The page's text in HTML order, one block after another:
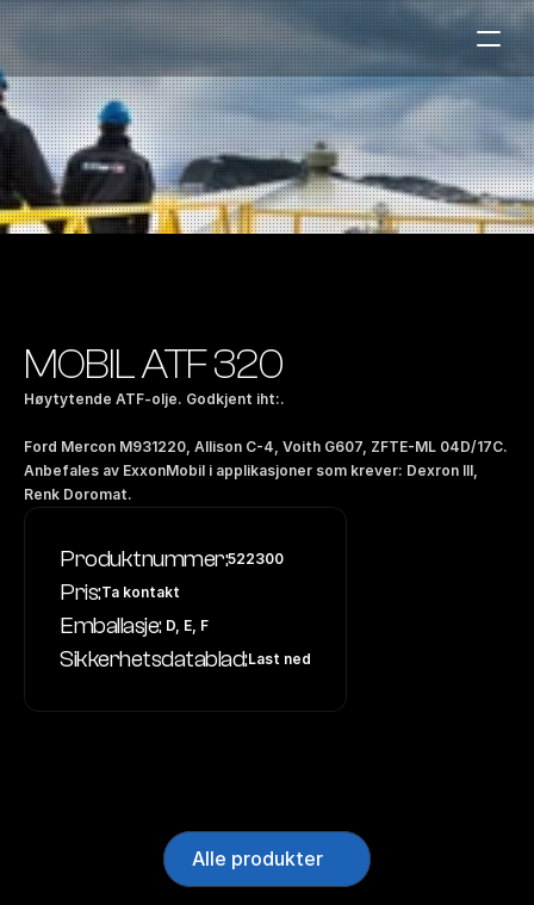
Marine
Auto & Industri
Bensinstasjoner
Våre Produkter
Om Selskapet
Kontakt oss
MOBIL ATF 320
Høytytende ATF-olje. Godkjent iht:.
Ford Mercon M931220, Allison C-4, Voith G607, ZFTE-ML 04D/17C.
Anbefales av ExxonMobil i applikasjoner som krever: Dexron III,
Renk Doromat.
Produktnummer:522300
Pris:Ta kontakt
Emballasje: D, E, F
Sikkerhetsdatablad:Last ned
Alle produkter